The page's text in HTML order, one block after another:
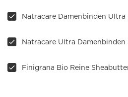
Finigrana Bio Reine